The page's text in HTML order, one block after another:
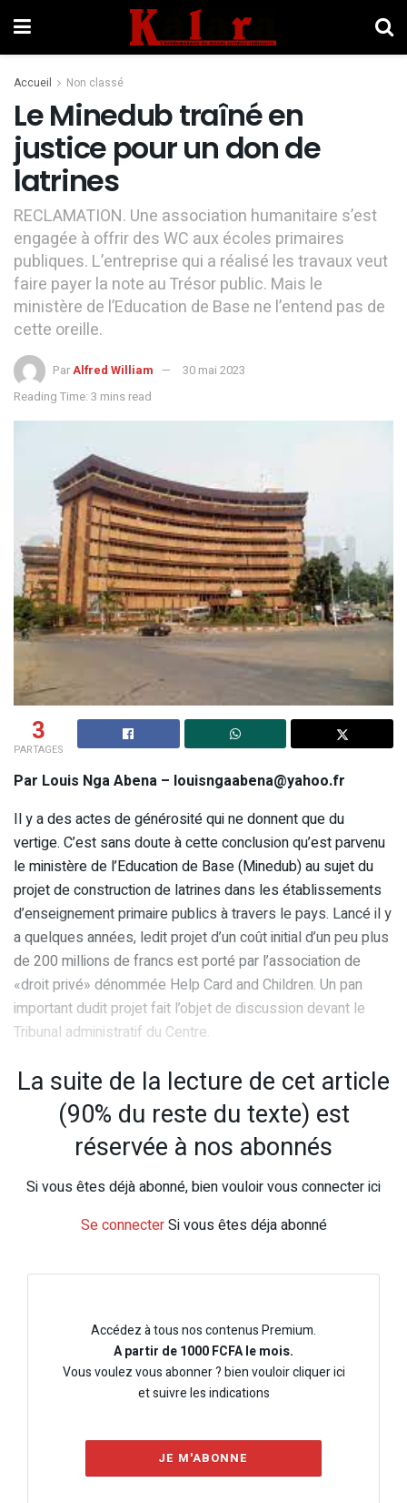
Accueil Non classé
Le Minedub traîné en
justice pour un don de
latrines
RECLAMATION. Une association humanitaire s’est
engagée à offrir des WC aux écoles primaires
publiques. L’entreprise qui a réalisé les travaux veut
faire payer la note au Trésor public. Mais le
ministère de l’Education de Base ne l’entend pas de
cette oreille.
ParAlfred William
30 mai 2023
Reading Time: 3 mins read
3
PARTAGES
Par Louis Nga Abena – louisngaabena@yahoo.fr
Il y a des actes de générosité qui ne donnent que du
vertige. C’est sans doute à cette conclusion qu’est parvenu
le ministère de l’Education de Base (Minedub) au sujet du
projet de construction de latrines dans les établissements
d’enseignement primaire publics à travers le pays. Lancé il y
a quelques années, ledit projet d’un coût initial d’un peu plus
de 200 millions de francs est porté par l’association de
«droit privé» dénommée Help Card and Children. Un pan
important dudit projet fait l’objet de discussion devant le
Tribunal administratif du Centre.
La suite de la lecture de cet article
(90% du reste du texte) est
réservée à nos abonnés
Si vous êtes déjà abonné, bien vouloir vous connecter ici
Se connecterSi vous êtes déja abonné
Accédez à tous nos contenus Premium.
A partir de 1000 FCFA le mois.
Vous voulez vous abonner ? bien vouloir cliquer ici
et suivre les indications
JE M'ABONNE